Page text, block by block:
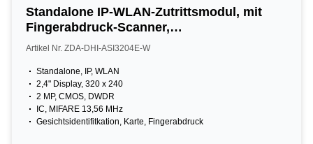
Standalone IP-WLAN-Zutrittsmodul, mit
Fingerabdruck-Scanner,
Gesichtserkennung, Leser und Tastatur,
Artikel Nr. ZDA-DHI-ASI3204E-W
Standalone, IP, WLAN
2,4" Display, 320 x 240
2 MP, CMOS, DWDR
IC, MIFARE 13,56 MHz
Gesichtsidentifitkation, Karte, Fingerabdruck